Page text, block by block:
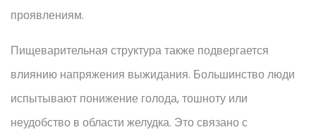
проявлениям.
Пищеварительная структура также подвергается
влиянию напряжения выжидания. Большинство люди
испытывают понижение голода, тошноту или
неудобство в области желудка. Это связано с